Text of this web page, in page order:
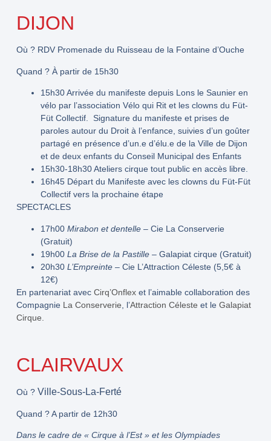
DIJON
Où ?RDV Promenade du Ruisseau de la Fontaine d’Ouche
Quand ?À partir de 15h30
15h30Arrivée du manifeste depuis Lons le Saunier en
vélo par l’association Vélo qui Rit et les clowns du Füt-
Füt Collectif. Signature du manifeste et prises de
paroles autour du Droit à l’enfance, suivies d’un goûter
partagé en présence d’un.e d’élu.e de la Ville de Dijon
et de deux enfants du Conseil Municipal des Enfants
15h30-18h30Ateliers cirque tout public en accès libre.
16h45Départ du Manifeste avec les clowns du Füt-Füt
Collectif vers la prochaine étape
SPECTACLES
17h00 Mirabon et dentelle– Cie La Conserverie
(Gratuit)
19h00La Brise de la Pastille– Galapiat cirque (Gratuit)
20h30L’Empreinte– Cie L’Attraction Céleste (5,5€ à
12€)
En partenariat avecCirq’Onflexet l’aimable collaboration des
Compagnie La Conserverie , l’Attraction Céleste et leGalapiat
Cirque.
CLAIRVAUX
Où ? Ville-Sous-La-Ferté
Quand ?A partir de 12h30
Dans le cadre de « Cirque à l’Est » et les Olympiades